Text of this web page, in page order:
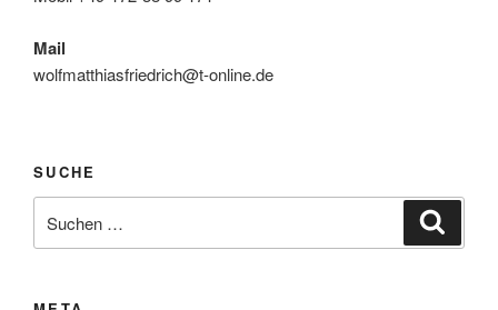
Mail
wolfmatthiasfriedrich@t-online.de
SUCHE
nach: